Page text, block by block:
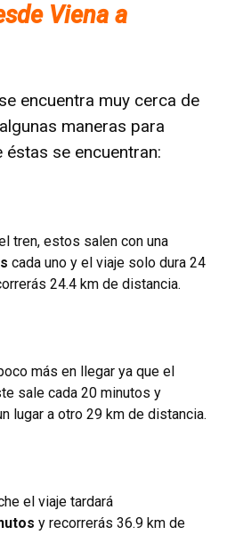
Viena a
encuentra muy cerca de
maneras para
éstas se encuentran:
tren, estos salen con una
cada uno y el viaje solo dura 24
24.4 km de distancia.
más en llegar ya que el
sale cada 20 minutos y
lugar a otro 29 km de distancia.
el viaje tardará
y recorrerás 36.9 km de